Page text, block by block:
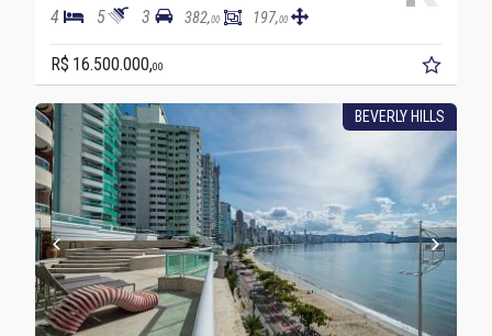
4 5 3 382,00 197,00
R$ 16.500.000,00
BEVERLY HILLS